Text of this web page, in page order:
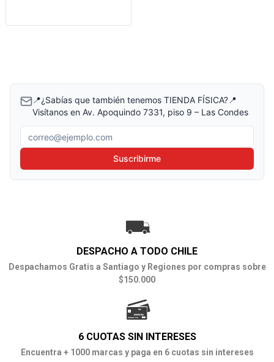
📍¿Sabías que también tenemos TIENDA FÍSICA?📍
Visítanos en Av. Apoquindo 7331, piso 9 – Las Condes
Correo electrónico
Suscribirme
DESPACHO A TODO CHILE
Despachamos Gratis a Santiago y Regiones por compras sobre
$150.000
6 CUOTAS SIN INTERESES
Encuentra + 1000 marcas y paga en 6 cuotas sin intereses